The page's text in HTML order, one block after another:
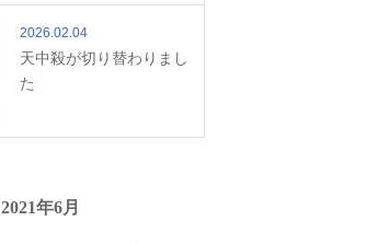
2026.02.04
天中殺が切り替わりまし
た
2021年6月